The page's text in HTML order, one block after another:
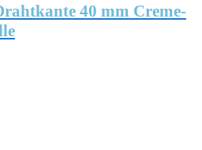
40 mm Creme-